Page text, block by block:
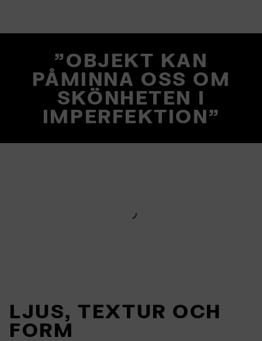
"OBJEKT KAN
PÅMINNA OSS OM
SKÖNHETEN I
IMPERFEKTION"
LJUS, TEXTUR OCH
FORM